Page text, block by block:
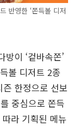
반영한 ‘쫀득볼 디저
이 ‘겉바속쫀’
볼 디저트 2종
즌 한정으로 선보
중심으로 쫀득
라 기획된 메뉴